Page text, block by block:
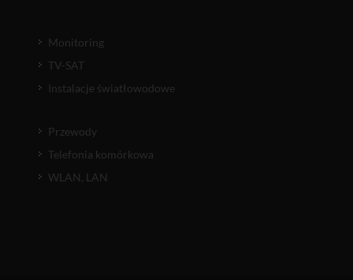
Monitoring
TV-SAT
Instalacje światłowodowe
Przewody
Telefonia komórkowa
WLAN, LAN